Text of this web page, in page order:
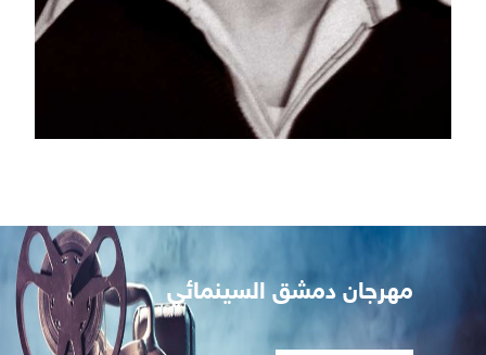
مهرجان دمشق السينمائي
تظاهرة أفلام